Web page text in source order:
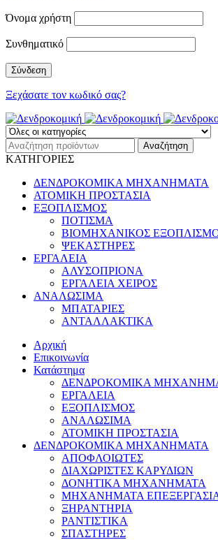
Όνομα χρήστη
Συνθηματικό
Ξεχάσατε τον κωδικό σας?
ΚΑΤΗΓΟΡΙΕΣ
ΔΕΝΔΡΟΚΟΜΙΚΑ ΜΗΧΑΝΗΜΑΤΑ
ΑΤΟΜΙΚΗ ΠΡΟΣΤΑΣΙΑ
ΕΞΟΠΛΙΣΜΟΣ
ΠΟΤΙΣΜΑ
ΒΙΟΜΗΧΑΝΙΚΟΣ
ΨΕΚΑΣΤΗΡΕΣ
ΕΡΓΑΛΕΙΑ
ΑΛΥΣΟΠΡΙΟΝΑ
ΕΡΓΑΛΕΙΑ ΧΕΙΡΟΣ
ΑΝΑΛΩΣΙΜΑ
ΜΠΑΤΑΡΙΕΣ
ΑΝΤΑΛΛΑΚΤΙΚΑ
Αρχική
Επικοινωνία
Κατάστημα
ΔΕΝΔΡΟΚΟΜΙΚΑ
ΕΡΓΑΛΕΙΑ
ΕΞΟΠΛΙΣΜΟΣ
ΑΝΑΛΩΣΙΜΑ
ΑΤΟΜΙΚΗ ΠΡΟΣΤΑΣΙΑ
ΔΕΝΔΡΟΚΟΜΙΚΑ ΜΗΧΑΝΗΜΑΤΑ
ΑΠΟΦΛΟΙΩΤΕΣ
ΔΙΑΧΩΡΙΣΤΕΣ ΚΑΡΥΔΙΩΝ
ΔΟΝΗΤΙΚΑ ΜΗΧΑΝΗΜΑΤΑ
ΜΗΧΑΝΗΜΑΤΑ
ΞΗΡΑΝΤΗΡΙΑ
ΡΑΝΤΙΣΤΙΚΑ
ΣΠΑΣΤΗΡΕΣ